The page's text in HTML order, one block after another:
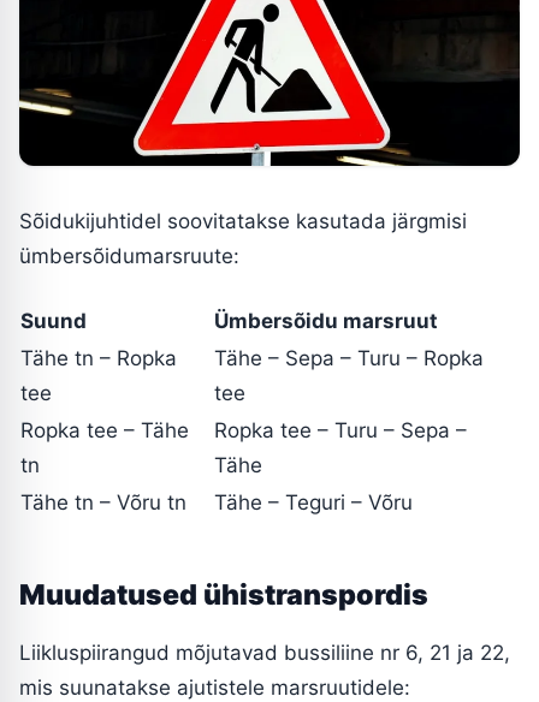
Sõidukijuhtidel soovitatakse kasutada järgmisi
ümbersõidumarsruute:
Suund
Ümbersõidu marsruut
Tähe tn – Ropka
tee
Tähe – Sepa – Turu – Ropka
tee
Ropka tee – Tähe
tn
Ropka tee – Turu – Sepa –
Tähe
Tähe tn – Võru tn
Tähe – Teguri – Võru
Muudatused ühistranspordis
Liikluspiirangud mõjutavad bussiliine nr 6, 21 ja 22,
mis suunatakse ajutistele marsruutidele: